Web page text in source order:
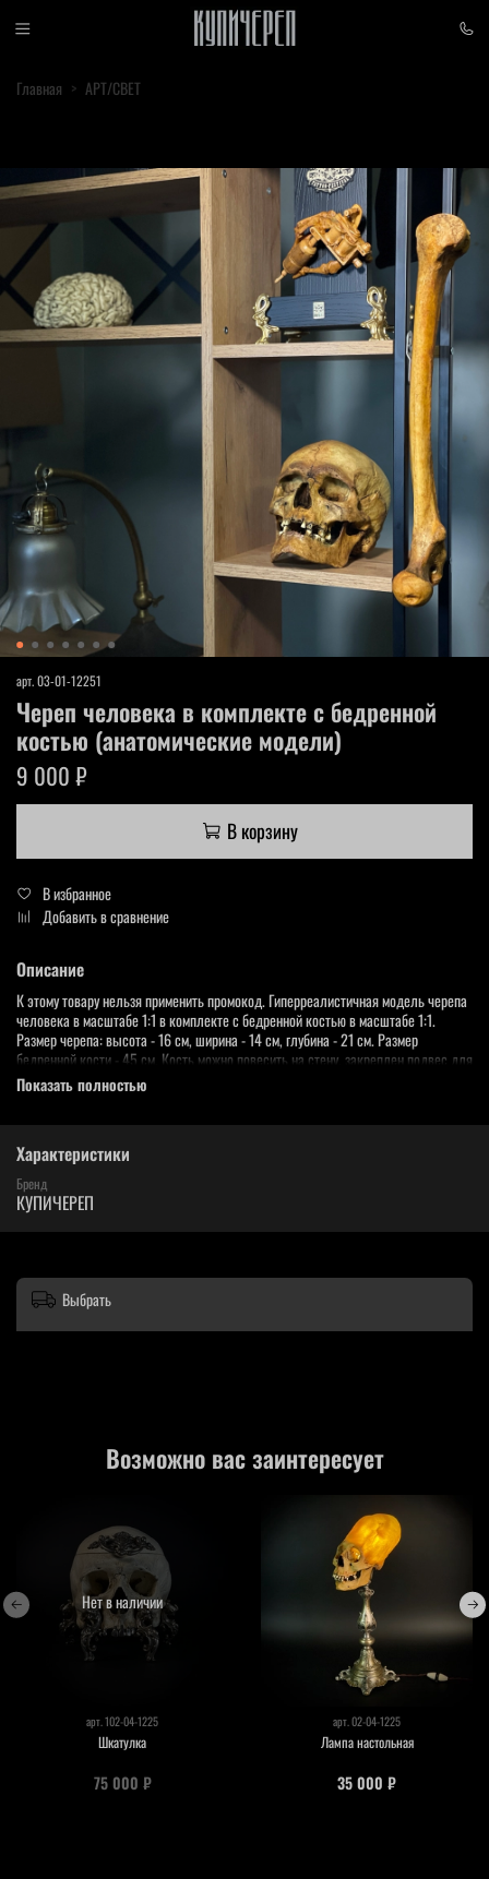
Главная АРТ/СВЕТ
арт.03-01-12251
Череп человека в комплекте с бедренной
костью (анатомические модели)
9 000 ₽
В корзину
В избранное
Добавить в сравнение
Описание
К этому товару нельзя применить промокод. Гиперреалистичная модель черепа
человека в масштабе 1:1 в комплекте с бедренной костью в масштабе 1:1.
Размер черепа: высота - 16 см, ширина - 14 см, глубина - 21 см. Размер
бедренной кости - 45 см. Кость можно повесить на стену, закреплен подвес для
настенного монтажа. Материал черепа и кости - полиуретан, лёгкий и прочный,
исключительно точно повторяющий настоящий череп и кость человека до
Полностью ручная работа, ручное окрашивание, имитирующее настоящий
отличаться от изображения.
Показать полностью
Характеристики
Бренд
КУПИЧЕРЕП
Выбрать
Возможно вас заинтересует
Нет в наличии
арт.102-04-1225
Шкатулка
75 000 ₽
арт.02-04-1225
Лампа настольная
35 000 ₽